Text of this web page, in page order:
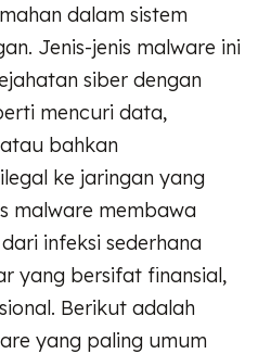
dalam sistem
Jenis-jenis malware ini
siber dengan
mencuri data,
bahkan
ke jaringan yang
malware membawa
infeksi sederhana
yang bersifat finansial,
Berikut adalah
yang paling umum